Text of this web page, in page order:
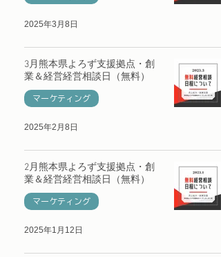
2025年3月8日
3月熊本県よろず支援拠点・創
業＆経営経営相談日（無料）
マーケティング
2025年2月8日
2月熊本県よろず支援拠点・創
業＆経営経営相談日（無料）
マーケティング
2025年1月12日